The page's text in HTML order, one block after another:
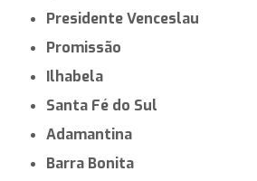
Presidente Venceslau
Promissão
Ilhabela
Santa Fé do Sul
Adamantina
Barra Bonita